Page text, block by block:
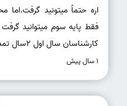
اره حتماً میتونید گرفت.اما
فقط پایه سوم میتوانید
کارشناسان سال اول ۲سال تمدید داره.دوسال بعد 4ساله هست
1 سال پیش